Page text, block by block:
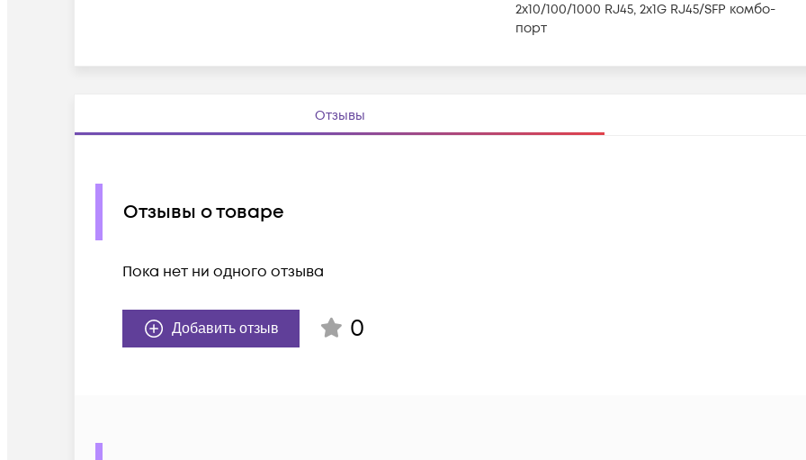
2x10/100/1000 RJ45, 2x1G RJ45/SFP комбо-
порт
Отзывы
Отзывы о товаре
Пока нет ни одного отзыва
Добавить отзыв 0